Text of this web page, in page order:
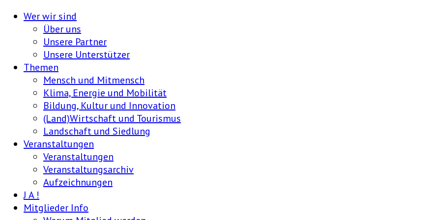
Wer wir sind
Über uns
Unsere Partner
Unsere Unterstützer
Themen
Mensch und Mitmensch
Klima, Energie und Mobilität
Bildung, Kultur und Innovation
(Land)Wirtschaft und Tourismus
Landschaft und Siedlung
Veranstaltungen
Veranstaltungen
Veranstaltungsarchiv
Aufzeichnungen
J A !
Mitglieder Info